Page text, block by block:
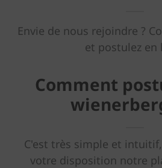
Envie de nous rejoindre ?
et postulez en
Comment
C'est très simple et
votre disposition notre